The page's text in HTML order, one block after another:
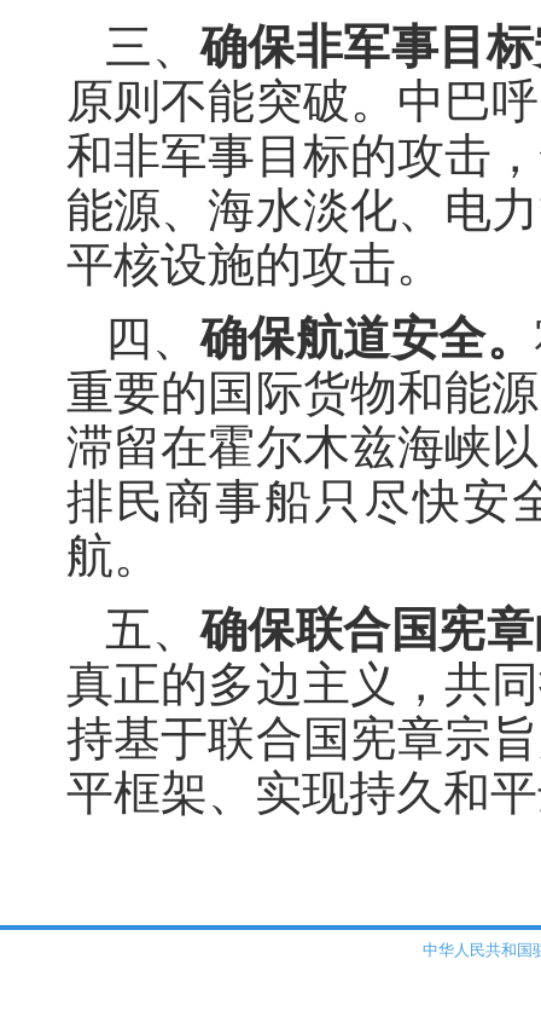
三、确保非军事目
原则不能突破。中巴
和非军事目标的攻击
能源、海水淡化、电
平核设施的攻击。
四、确保航道安全。
重要的国际货物和能
滞留在霍尔木兹海峡
排民商事船只尽快安
航。
五、确保联合国宪
真正的多边主义，共
持基于联合国宪章宗
平框架、实现持久和
中华人民共和国